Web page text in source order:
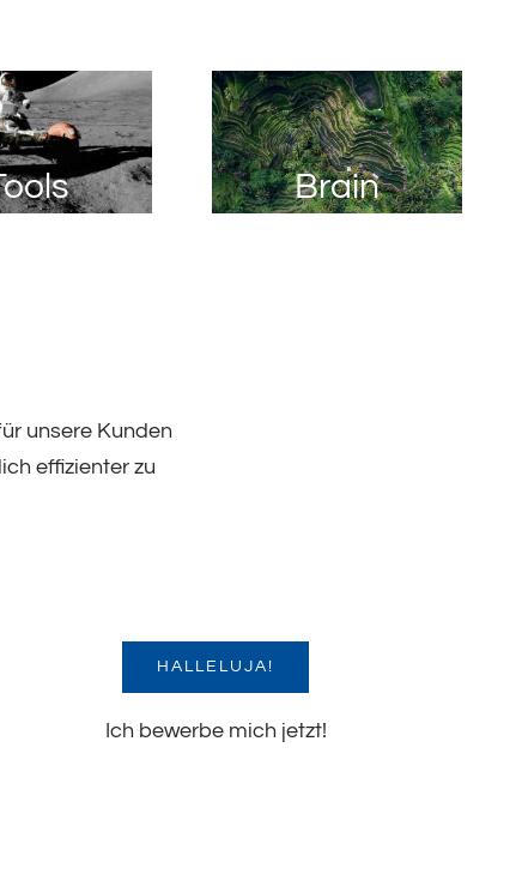
Brain
unsere Kunden
effizienter zu
HALLELUJA!
Ich bewerbe mich jetzt!